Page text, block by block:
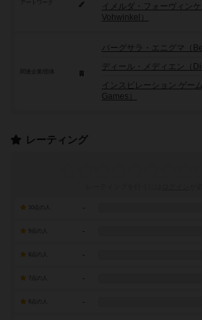
アートワーク
イメルダ・フォーヴィン
Vohwinkel）
バーグサラ・エニグマ（
ディール・メディエン（
インスピレーション ゲー
Games）
レーティング
-
-
-
7点の人 -
-